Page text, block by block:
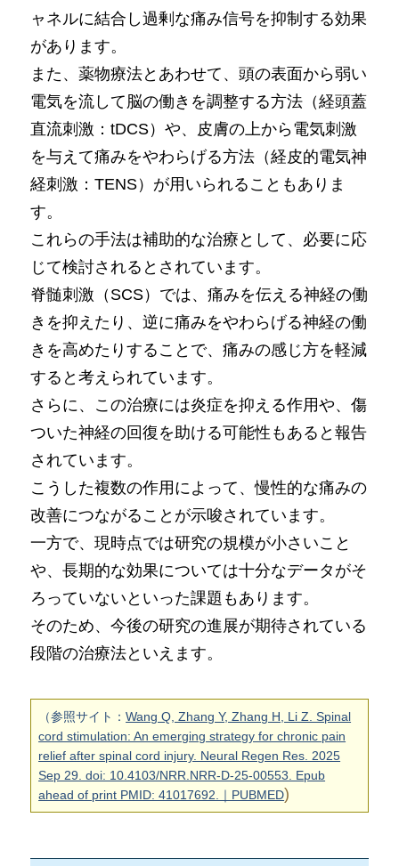
ャネルに結合し過剰な痛み信号を抑制する効果
があります。
また、薬物療法とあわせて、頭の表面から弱い
電気を流して脳の働きを調整する方法（経頭蓋
直流刺激：tDCS）や、皮膚の上から電気刺激
を与えて痛みをやわらげる方法（経皮的電気神
経刺激：TENS）が用いられることもありま
す。
これらの手法は補助的な治療として、必要に応
じて検討されるとされています。
脊髄刺激（SCS）では、痛みを伝える神経の働
きを抑えたり、逆に痛みをやわらげる神経の働
きを高めたりすることで、痛みの感じ方を軽減
すると考えられています。
さらに、この治療には炎症を抑える作用や、傷
ついた神経の回復を助ける可能性もあると報告
されています。
こうした複数の作用によって、慢性的な痛みの
改善につながることが示唆されています。
一方で、現時点では研究の規模が小さいこと
や、長期的な効果については十分なデータがそ
ろっていないといった課題もあります。
そのため、今後の研究の進展が期待されている
段階の治療法といえます。
（参照サイト：Wang Q, Zhang Y, Zhang H, Li Z. Spinal
cord stimulation: An emerging strategy for chronic pain
relief after spinal cord injury. Neural Regen Res. 2025
Sep 29. doi: 10.4103/NRR.NRR-D-25-00553. Epub
ahead of print PMID: 41017692.｜PUBMED)